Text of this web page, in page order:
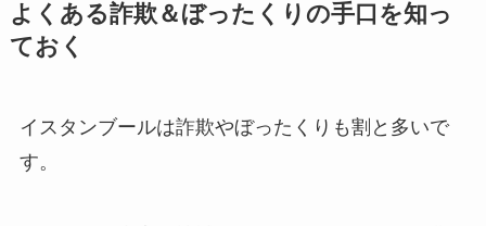
よくある詐欺＆ぼったくりの手口を知っ
ておく
イスタンブールは詐欺やぼったくりも割と多いで
す。